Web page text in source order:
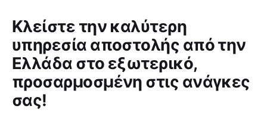
Κλείστε την καλύτερη
υπηρεσία αποστολής από την
Ελλάδα στο εξωτερικό,
προσαρμοσμένη στις ανάγκες
σας!